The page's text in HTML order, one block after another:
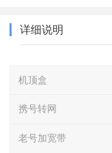
详细说明
机顶盒
携号转网
老号加宽带